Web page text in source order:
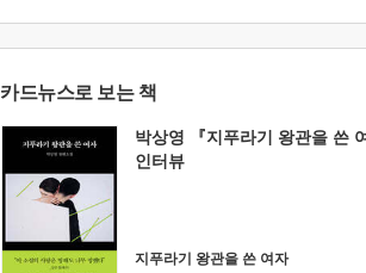
카드뉴스로 보는 책
박상영 『지푸라기 왕관을 쓴
인터뷰
지푸라기 왕관을 쓴 여자